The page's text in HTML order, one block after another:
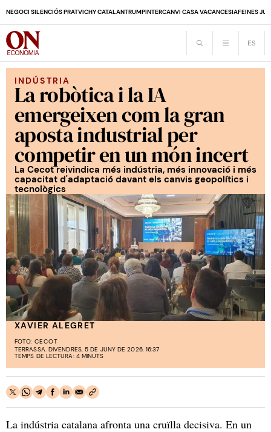
NEGOCI SILENCIÓS PRATVICHY CATALANTRUMPINTERCANVI CASA VACANCESIAFEINES
INDÚSTRIA
La robòtica i la IA
emergeixen com la gran
aposta industrial per
competir en un món incert
La Cecot reivindica més indústria, més innovació i més
capacitat d'adaptació davant els canvis geopolítics i
tecnològics
XAVIER ALEGRET
FOTO: CECOT
TERRASSA. DIVENDRES, 5 DE JUNY DE 2026. 16:37
TEMPS DE LECTURA: 4 MINUTS
La indústria catalana afronta una cruïlla decisiva. En un